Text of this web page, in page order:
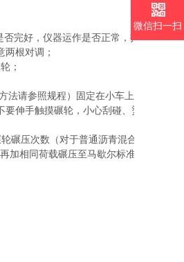
完好，仪器运作是否正常，打开油
根对调；
；
请参照规程）固定在小车上，且锁
伸手触摸碾轮，小心刮碰、烫伤，
碾压次数（对于普通沥青混合料，一
相同荷载碾压至马歇尔标准密实度
微信扫一扫